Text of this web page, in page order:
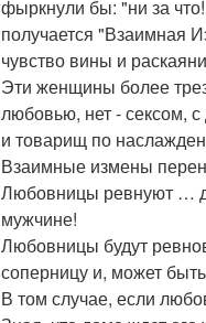
фыркнули бы: "ни за
получается "Взаимная
чувство вины и
Эти женщины более
любовью, нет - сексом,
и товарищ по
Взаимные измены
Любовницы ревнуют …
мужчине!
Любовницы будут
соперницу и, может
В том случае, если